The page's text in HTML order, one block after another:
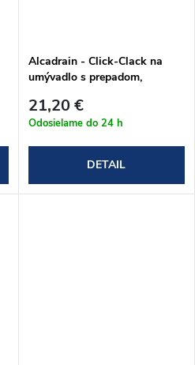
Alcadrain - Click-Clack na
umývadlo s prepadom,
prevedení (A393)
21,20 €
Odosielame do 24 h
DETAIL